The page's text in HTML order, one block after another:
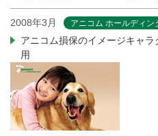
2008年3月 アニコム ホールディン
アニコム損保のイメージキャ
用